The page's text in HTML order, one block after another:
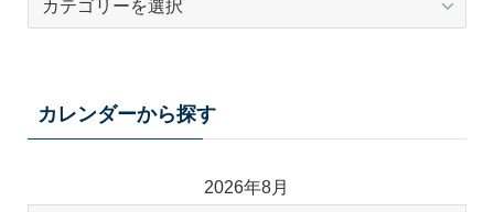
カレンダーから探す
2026年8月